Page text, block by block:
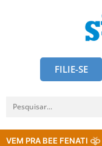
FILIE-SE
VEM PRA BEE FENATI